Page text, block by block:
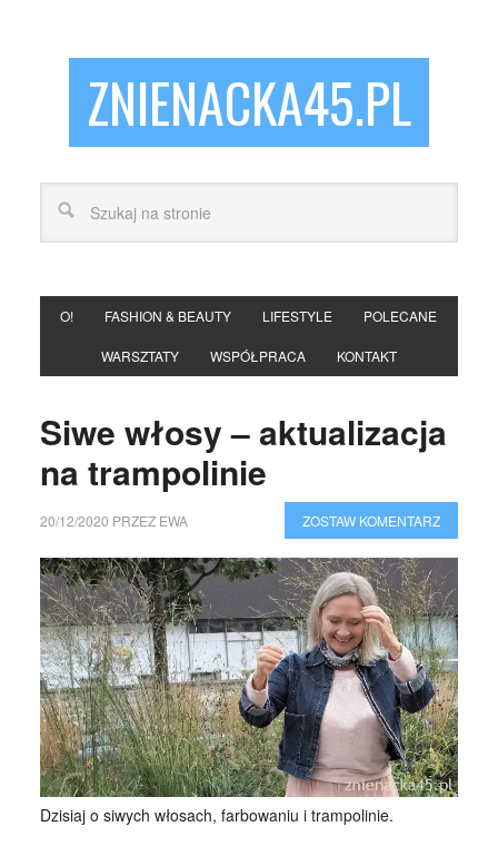
ZNIENACKA45.PL
O! FASHION & BEAUTY LIFESTYLE POLECANE
WARSZTATY WSPÓŁPRACA KONTAKT
Siwe włosy – aktualizacja
na trampolinie
20/12/2020 PRZEZ EWA ZOSTAW KOMENTARZ
Dzisiaj o siwych włosach, farbowaniu i trampolinie.